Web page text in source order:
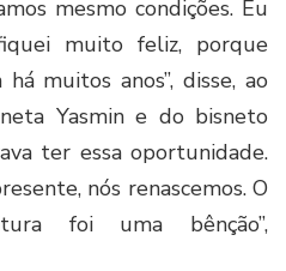
mesmo condições. Eu
muito feliz, porque
muitos anos”, disse, ao
Yasmin e do bisneto
ter essa oportunidade.
nós renascemos. O
foi uma bênção”,